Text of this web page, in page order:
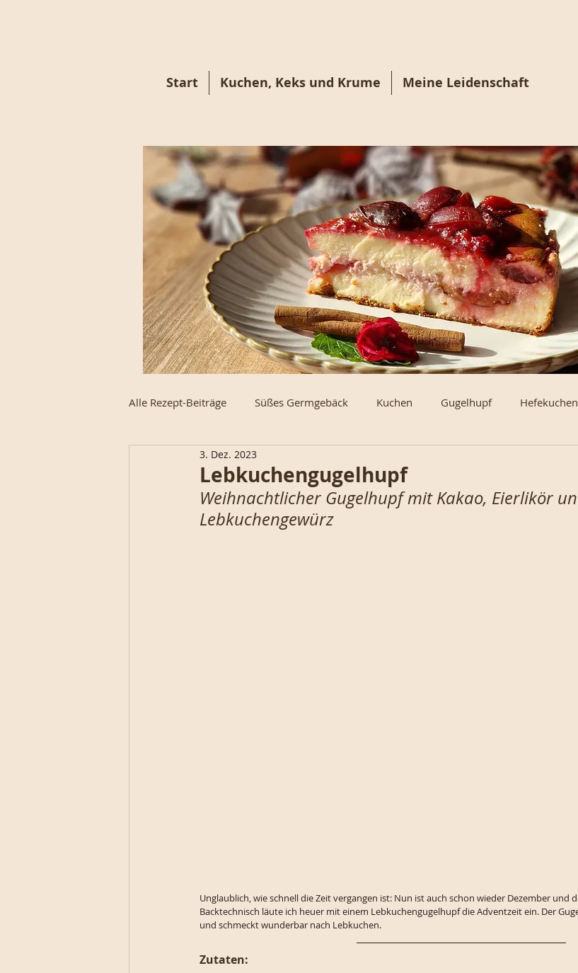
Start Kuchen, Keks und Krume Meine Leidenschaft
Alle Rezept-Beiträge Süßes Germgebäck Kuchen Gugelhupf Hefekuchen
Schnecke des Monats
High-Protein Strudel, Stollen und Rouladen
Lebkuchengugelhupf
3. Dez. 2023
Weihnachtlicher Gugelhupf mit Kakao, Eierlikör
Lebkuchengewürz
Unglaublich, wie schnell die Zeit vergangen ist: Nun ist auch schon wieder Dezember und
Backtechnisch läute ich heuer mit einem Lebkuchengugelhupf die Adventzeit ein. Der
und schmeckt wunderbar nach Lebkuchen.
Zutaten: